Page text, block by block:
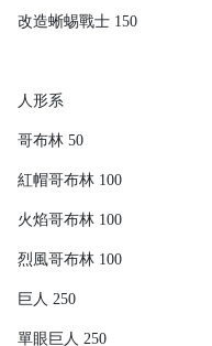
改造蜥蜴戰士 150
人形系
哥布林 50
紅帽哥布林 100
火焰哥布林 100
烈風哥布林 100
巨人 250
單眼巨人 250